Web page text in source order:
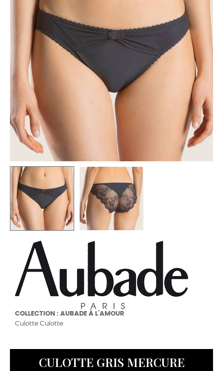
COLLECTION : AUBADE À L'AMOUR
Culotte Culotte
CULOTTE GRIS MERCURE